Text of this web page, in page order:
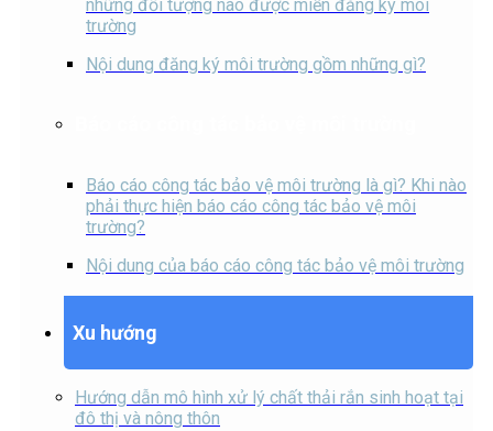
những đối tượng nào được miễn đăng ký môi
trường
Nội dung đăng ký môi trường gồm những gì?
Báo cáo công tác bảo vệ môi trường là gì? Khi nào
phải thực hiện báo cáo công tác bảo vệ môi
trường?
Nội dung của báo cáo công tác bảo vệ môi trường
Xu hướng
Hướng dẫn mô hình xử lý chất thải rắn sinh hoạt tại
đô thị và nông thôn